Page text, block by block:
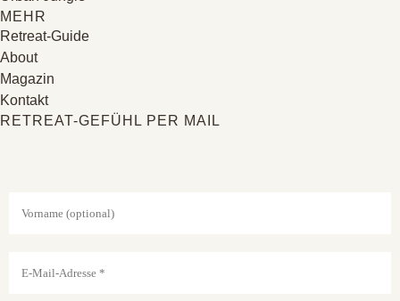
MEHR
Retreat-Guide
About
Magazin
Kontakt
RETREAT-GEFÜHL PER MAIL